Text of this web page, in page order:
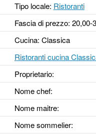
Tipo locale: Ristoranti
Fascia di prezzo:
Cucina: Classica
Ristoranti cucina
Proprietario:
Nome chef:
Nome maitre:
Nome sommelier: